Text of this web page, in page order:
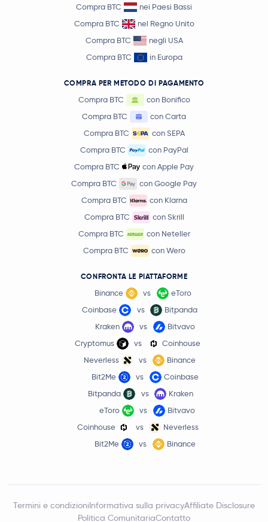
Compra BTC
nei Paesi Bassi
Compra BTC
nel Regno Unito
Compra BTC
negli USA
Compra BTC
in Europa
COMPRA PER METODO DI PAGAMENTO
Compra BTC
con Bonifico
Compra BTC
con Carta
Compra BTC
con SEPA
Compra BTC
con PayPal
Compra BTC
con Apple Pay
Compra BTC
con Google Pay
Compra BTC
con Klarna
Compra BTC
con Skrill
Compra BTC
con Neteller
Compra BTC
con Wero
CONFRONTA LE PIATTAFORME
Binance vs
eToro
Coinbase
vs
Bitpanda
Kraken
vs
Bitvavo
Cryptomus
vs
Coinhouse
Neverless
vs
Binance
Bit2Me
vs
Coinbase
Bitpanda
vs
Kraken
eToro
vs
Bitvavo
Coinhouse
vs
Neverless
Bit2Me
vs Binance
Termini e condizioniInformativa sulla privacyAffiliate Disclosure
Politica ComunitariaContatto